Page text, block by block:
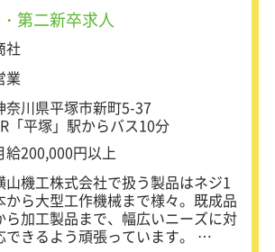
許のある方は実際にフォークリフト
使用して資材の整理等をお願いしま
。
2）現場研修
現場に出て実際に足場の施工をしな
ら
材や足場というものについてしっか
と理解していきます。
場の施工は未経験の方でも簡単にで
ますし、しっかり教えるので安心で
。
3）営業研修
業としてのスキルをお教えします。
第二新卒求人
社
業
奈川県平塚市新町5-37
「平塚」駅からバス10分
給200,000円以上
山機工株式会社で扱う製品はネジ1
から大型工作機械まで様々。既成品
ら加工製品まで、幅広いニーズに対
できるよう頑張っています。